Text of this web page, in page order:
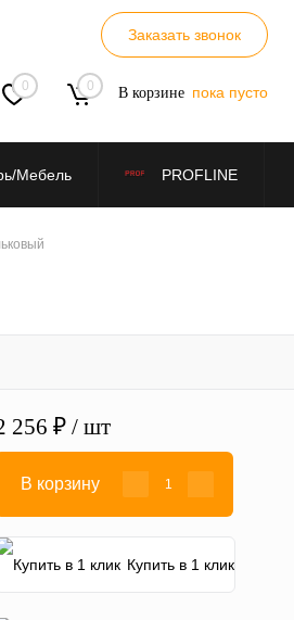
Заказать звонок
0 0 В корзине пока пусто
Мебель PROFLINE
256 ₽ / шт
В корзину
Купить в 1 клик